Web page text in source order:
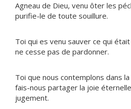
Agneau de Dieu, venu ôter les
purifie-le de toute souillure.
Toi qui es venu sauver ce qui
ne cesse pas de pardonner.
Toi que nous contemplons dans
fais-nous partager la joie
jugement.